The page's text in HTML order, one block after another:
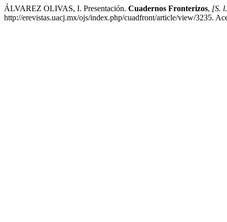
ÁLVAREZ OLIVAS, I. Presentación. Cuadernos Fronterizos, [S.
http://erevistas.uacj.mx/ojs/index.php/cuadfront/article/view/3235.